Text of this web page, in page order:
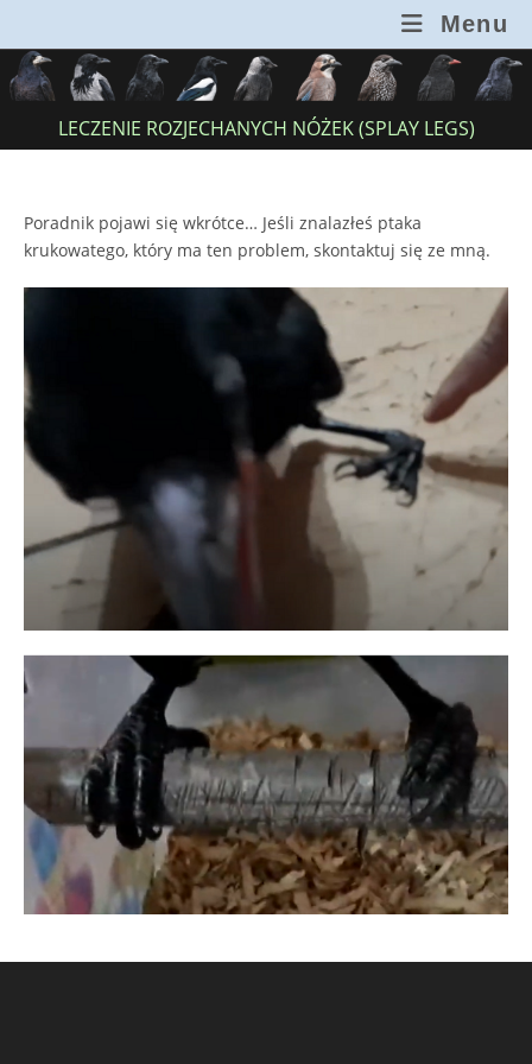
content
Menu
LECZENIE ROZJECHANYCH NÓŻEK (SPLAY LEGS)
Poradnik pojawi się wkrótce… Jeśli znalazłeś ptaka
krukowatego, który ma ten problem, skontaktuj się ze mną.